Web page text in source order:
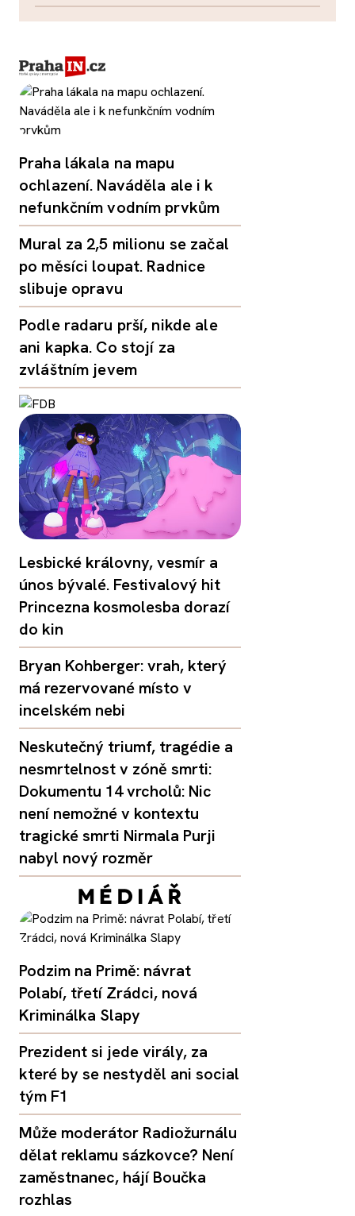
Praha lákala na mapu
ochlazení. Naváděla ale i k
nefunkčním vodním prvkům
Mural za 2,5 milionu se začal
po měsíci loupat. Radnice
slibuje opravu
Podle radaru prší, nikde ale
ani kapka. Co stojí za
zvláštním jevem
Lesbické královny, vesmír a
únos bývalé. Festivalový hit
Princezna kosmolesba dorazí
do kin
Bryan Kohberger: vrah, který
má rezervované místo v
incelském nebi
Neskutečný triumf, tragédie a
nesmrtelnost v zóně smrti:
Dokumentu 14 vrcholů: Nic
není nemožné v kontextu
tragické smrti Nirmala Purji
nabyl nový rozměr
Podzim na Primě: návrat
Polabí, třetí Zrádci, nová
Kriminálka Slapy
Prezident si jede virály, za
které by se nestyděl ani social
tým F1
Může moderátor Radiožurnálu
dělat reklamu sázkovce? Není
zaměstnanec, hájí Boučka
rozhlas